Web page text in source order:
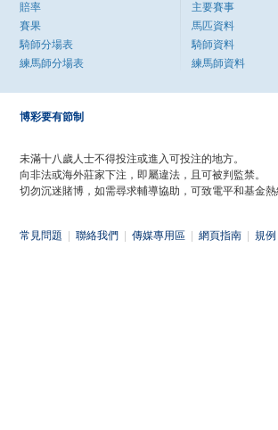
賠率
賽果
騎師分場表
練馬師分場表
主要賽事
馬匹資料
騎師資料
練馬師資料
博彩要有節制
未滿十八歲人士不得投注或進入可投注的地方。
向非法或海外莊家下注，即屬違法，且可被判監禁。
切勿沉迷賭博，如需尋求輔導協助，可致電平和基金熱
常見問題 聯絡我們 傳媒專用區 網頁指南 規例